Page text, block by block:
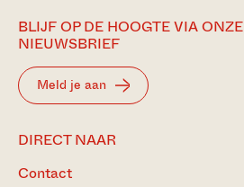
BLIJF OP DE HOOGTE VIA ONZE
NIEUWSBRIEF
Meld je aan
DIRECT NAAR
Contact